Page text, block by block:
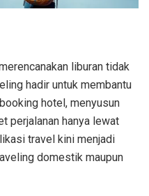
liburan tidak
hadir untuk membantu
hotel, menyusun
perjalanan hanya lewat
travel kini menjadi
domestik maupun